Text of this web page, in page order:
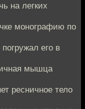
на легких
монографию по
его в
мышца
ресничное тело